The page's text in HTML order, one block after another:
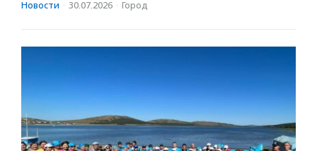
Новости · 30.07.2026 · Город